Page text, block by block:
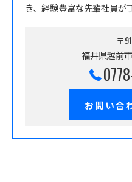
き、経験豊富な先輩社員が
〒
福井県越前
お問い合